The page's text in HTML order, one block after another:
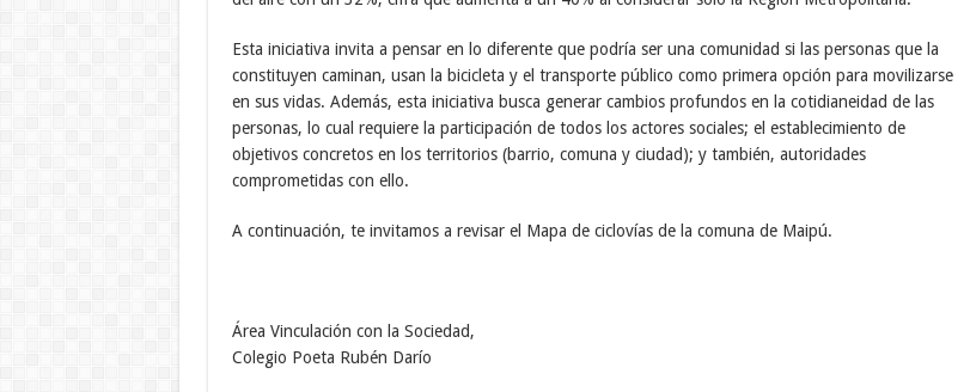
Esta iniciativa invita a pensar en lo diferente que podría ser una comunidad si las personas que la
constituyen caminan, usan la bicicleta y el transporte público como primera opción para movilizarse
en sus vidas. Además, esta iniciativa busca generar cambios profundos en la cotidianeidad de las
personas, lo cual requiere la participación de todos los actores sociales; el establecimiento de
objetivos concretos en los territorios (barrio, comuna y ciudad); y también, autoridades
comprometidas con ello.
A continuación, te invitamos a revisar el Mapa de ciclovías de la comuna de Maipú.
Área Vinculación con la Sociedad,
Colegio Poeta Rubén Darío